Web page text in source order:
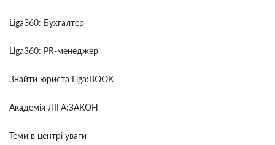
Liga360: Бухгалтер
Liga360: PR-менеджер
Знайти юриста Liga:BOOK
Академія ЛІГА:ЗАКОН
Теми в центрі уваги